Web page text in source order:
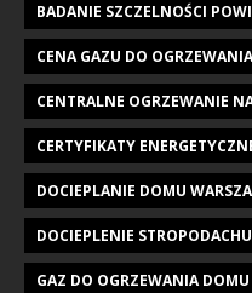
BADANIE SZCZELNOŚCI
CENA GAZU DO OGRZEWANIA
CENTRALNE OGRZEWANIE
CERTYFIKATY
DOCIEPLANIE DOMU
DOCIEPLENIE
GAZ DO OGRZEWANIA DOMU